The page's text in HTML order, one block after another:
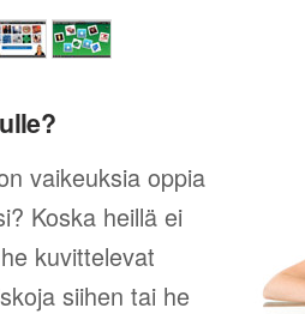
vaikeuksia oppia
Koska heillä ei
kuvittelevat
siihen tai he